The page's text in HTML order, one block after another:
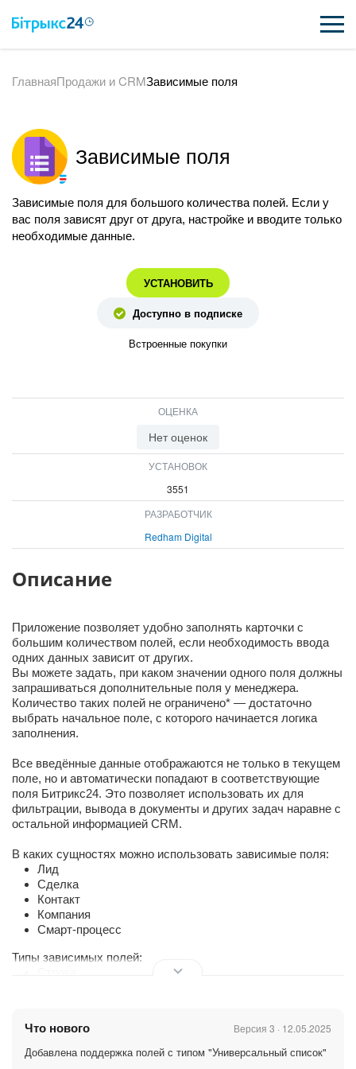
ВОЗМОЖНОСТИ
ИНТЕГРАЦИИ
ПОЛЕЗНОЕ
ГлавнаяПродажи и CRMЗависимые поля
Зависимые поля
Зависимые поля для большого количества полей. Если у
вас поля зависят друг от друга, настройке и вводите только
необходимые данные.
УСТАНОВИТЬ
Доступно в подписке
Встроенные покупки
ОЦЕНКА
Нет оценок
УСТАНОВОК
3551
РАЗРАБОТЧИК
Redham Digital
Описание
Приложение позволяет удобно заполнять карточки с
большим количеством полей, если необходимость ввода
одних данных зависит от других.
Вы можете задать, при каком значении одного поля должны
запрашиваться дополнительные поля у менеджера.
Количество таких полей не ограничено* — достаточно
выбрать начальное поле, с которого начинается логика
заполнения.
Все введённые данные отображаются не только в текущем
поле, но и автоматически попадают в соответствующие
поля Битрикс24. Это позволяет использовать их для
фильтрации, вывода в документы и других задач наравне с
остальной информацией CRM.
В каких сущностях можно использовать зависимые поля:
Лид
Сделка
Контакт
Компания
Смарт-процесс
Типы зависимых полей:
Привязка к элементам CRM
Файл
Что нового Версия 3 · 12.05.2025
Добавлена поддержка полей с типом "Универсальный список"